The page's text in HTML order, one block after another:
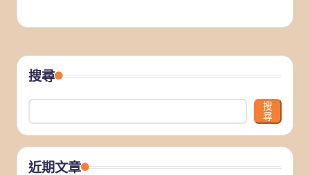
搜尋
搜
尋
近期文章